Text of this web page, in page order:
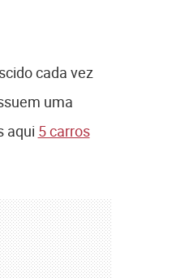
cada vez
uma
aqui 5 carros